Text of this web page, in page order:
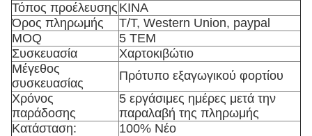
Τόπος προέλευσης ΚΙΝΑ
Όρος πληρωμής
T/T, Western Union, paypal
MOQ
5 ΤΕΜ
Συσκευασία
Χαρτοκιβώτιο
Μέγεθος
συσκευασίας
Πρότυπο εξαγωγικού φορτίου
Χρόνος
παράδοσης
5 εργάσιμες ημέρες μετά την
παραλαβή της πληρωμής
Κατάσταση:
100% Νέο